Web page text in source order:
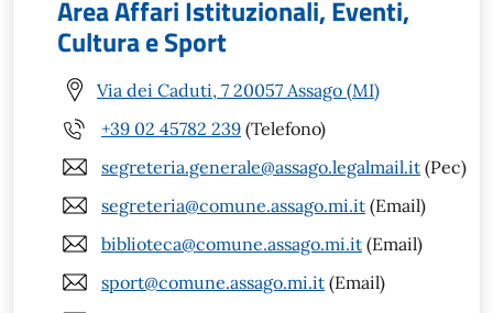
Area Affari Istituzionali, Eventi,
Cultura e Sport
Via dei Caduti, 7 20057 Assago (MI)
+39 02 45782 239 (Telefono)
segreteria.generale@assago.legalmail.it (Pec)
segreteria@comune.assago.mi.it (Email)
biblioteca@comune.assago.mi.it (Email)
sport@comune.assago.mi.it (Email)